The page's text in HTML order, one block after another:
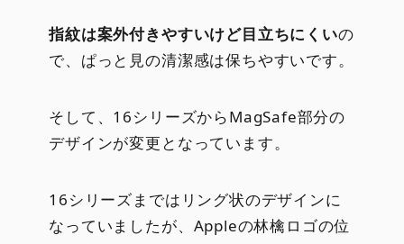
指紋は案外付きやすいけど目立ちにくいの
で、ぱっと見の清潔感は保ちやすいです。
そして、16シリーズからMagSafe部分の
デザインが変更となっています。
16シリーズまではリング状のデザインに
なっていましたが、Appleの林檎ロゴの位